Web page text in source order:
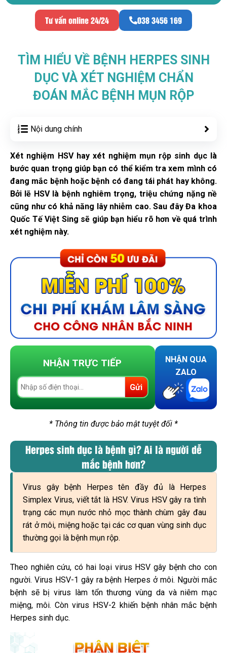
Tư vấn online 24/24 038 3456 169
TÌM HIỂU VỀ BỆNH HERPES SINH
DỤC VÀ XÉT NGHIỆM CHẨN
ĐOÁN MẮC BỆNH MỤN RỘP
Nội dung chính
Xét nghiệm HSV hay xét nghiệm mụn rộp sinh dục là
bước quan trọng giúp bạn có thể kiểm tra xem mình có
đang mắc bệnh hoặc bệnh có đang tái phát hay không.
Bởi lẽ HSV là bệnh nghiêm trọng, triệu chứng nặng nề
cũng như có khả năng lây nhiễm cao. Sau đây Đa khoa
Quốc Tế Việt Sing sẽ giúp bạn hiểu rõ hơn về quá trình
xét nghiệm này.
NHẬN TRỰC TIẾP
Gửi
NHẬN QUA
ZALO
* Thông tin được bảo mật tuyệt đối *
Herpes sinh dục là bệnh gì? Ai là người dễ
mắc bệnh hơn?
Virus gây bệnh Herpes tên đầy đủ là Herpes
Simplex Virus, viết tắt là HSV. Virus HSV gây ra tình
trạng các mụn nước nhỏ mọc thành chùm gây đau
rát ở môi, miệng hoặc tại các cơ quan vùng sinh dục
thường gọi là bệnh mụn rộp.
Theo nghiên cứu, có hai loại virus HSV gây bệnh cho con
người. Virus HSV-1 gây ra bệnh Herpes ở môi. Người mắc
bệnh sẽ bị virus làm tổn thương vùng da và niêm mạc
miệng, môi. Còn virus HSV-2 khiến bệnh nhân mắc bệnh
Herpes sinh dục.